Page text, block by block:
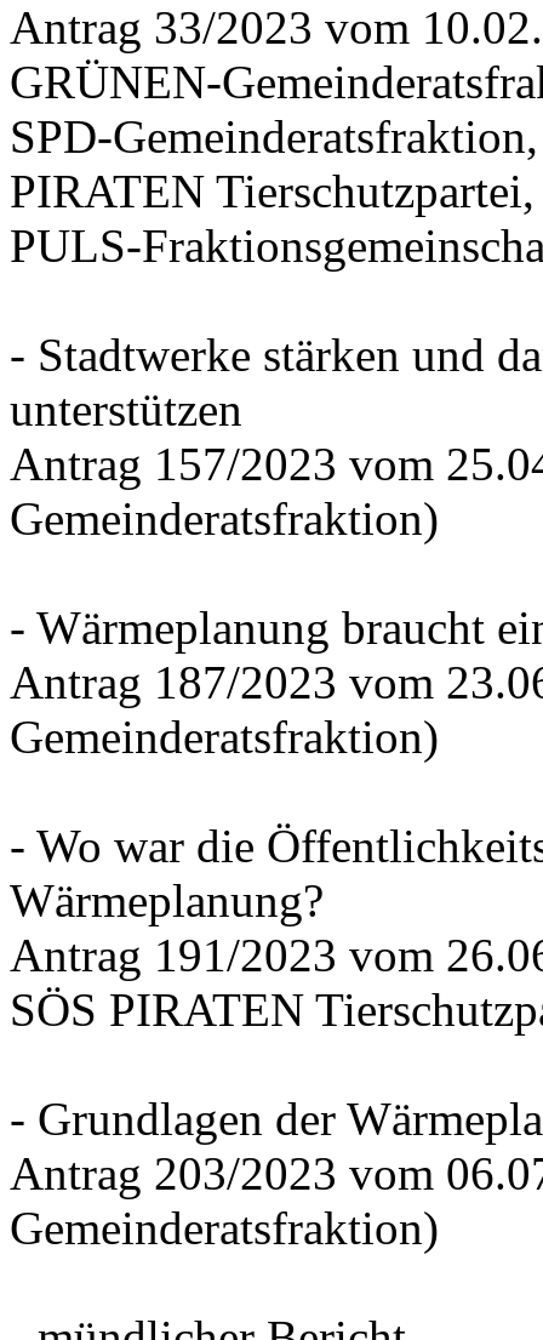
Antrag 33/2023 vom
GRÜNEN-
SPD-
PIRATEN Tierschutzpartei,
PULS-
- Stadtwerke stärken und
unterstützen
Antrag 157/2023 vom
Gemeinderatsfraktion)
- Wärmeplanung braucht
Antrag 187/2023 vom
Gemeinderatsfraktion)
- Wo war die
Wärmeplanung?
Antrag 191/2023 vom
SÖS PIRATEN
- Grundlagen der
Antrag 203/2023 vom
Gemeinderatsfraktion)